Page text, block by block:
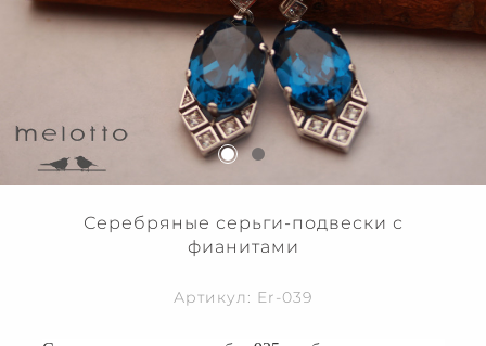
Серебряные серьги-подвески с
фианитами
Артикул: Er-039